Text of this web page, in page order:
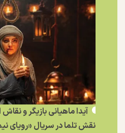
آیدا ماهیانی بازیگر و نقاش
نقش تلما در سریال